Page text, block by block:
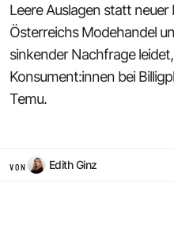
Leere Auslagen statt
Österreichs Modehandel
sinkender Nachfrage
Konsument:innen bei
Temu.
VON Edith Ginz